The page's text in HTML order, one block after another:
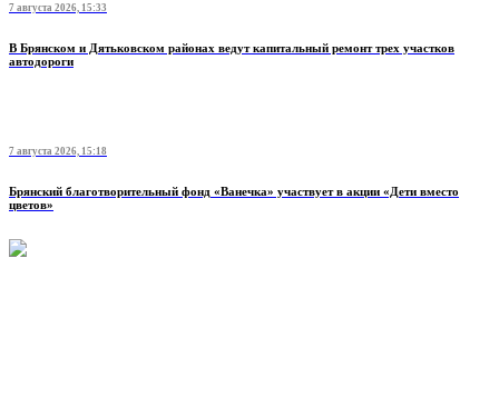
7 августа 2026, 15:33
В Брянском и Дятьковском районах ведут капитальный ремонт трех участков
автодороги
7 августа 2026, 15:18
Брянский благотворительный фонд «Ванечка» участвует в акции «Дети вместо
цветов»